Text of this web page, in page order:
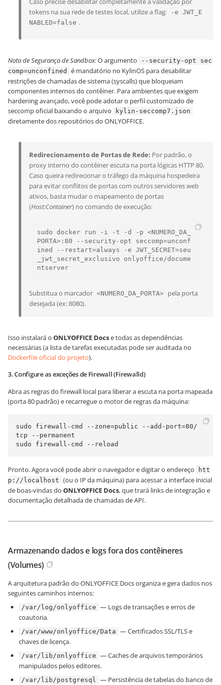
tokens na sua rede de testes local, utilize a flag:
-e JWT_E
NABLED=false .
Nota de Segurança de Sandbox:O argumento
--security-opt sec
comp=unconfined
é mandatório no KylinOS para desabilitar
restrições de chamadas de sistema (syscalls) que bloqueiam
componentes internos do contêiner. Para ambientes que exigem
hardening avançado, você pode adotar o perfil customizado de
seccomp oficial baixando o arquivo
kylin-seccomp7.json
diretamente dos repositórios do ONLYOFFICE.
Redirecionamento de Portas de Rede: Por padrão, o
proxy interno do contêiner escuta na porta lógicas HTTP 80.
Caso queira redirecionar o tráfego da máquina hospedeira
para evitar conflitos de portas com outros servidores web
ativos, basta mudar o mapeamento de portas
(Host:Container) no comando de execução:
sudo docker run -i -t -d -p <NUMERO_DA_
PORTA>:80 --security-opt seccomp=unconf
ined --restart=always -e JWT_SECRET=seu
_jwt_secret_exclusivo onlyoffice/docume
ntserver
Substitua o marcador <NUMERO_DA_PORTA>
pela porta
desejada (ex: 8080).
Isso instalará o ONLYOFFICE Docse todas as dependências
necessárias (a lista de tarefas executadas pode ser auditada no
Dockerfile oficial do projeto).
3. Configure as exceções de Firewall (Firewalld)
Abra as regras do firewall local para liberar a escuta na porta mapeada
(porta 80 padrão) e recarregue o motor de regras da máquina:
sudo firewall-cmd --zone=public --add-port=80/
tcp --permanent
sudo firewall-cmd --reload
Pronto. Agora você pode abrir o navegador e digitar o endereço
htt
p://localhost (ou o IP da máquina) para acessar a interface inicial
de boas-vindas do ONLYOFFICE Docs, que trará links de integração e
documentação detalhada de chamadas de API.
Armazenando dados e logs fora dos contêineres
(Volumes)
A arquitetura padrão do ONLYOFFICE Docs organiza e gera dados nos
seguintes caminhos internos:
/var/log/onlyoffice — Logs de transações e erros de
coautoria.
/var/www/onlyoffice/Data — Certificados SSL/TLS e
chaves de licença.
/var/lib/onlyoffice — Caches de arquivos temporários
manipulados pelos editores.
/var/lib/postgresql — Persistência de tabelas do banco de